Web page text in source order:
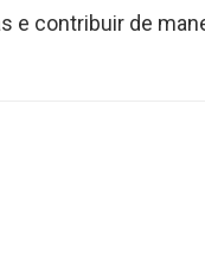
e contribuir de